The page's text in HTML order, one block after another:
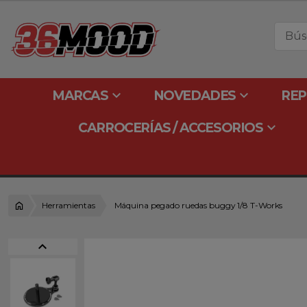
MARCASkeyboard_arrow_down NOVEDADES keyboard_arrow_down
CARROCERÍAS / ACCESORIOSkeyboard_arrow_down
Herramientas Máquina pegado ruedas buggy 1/8 T-Works
expand_less